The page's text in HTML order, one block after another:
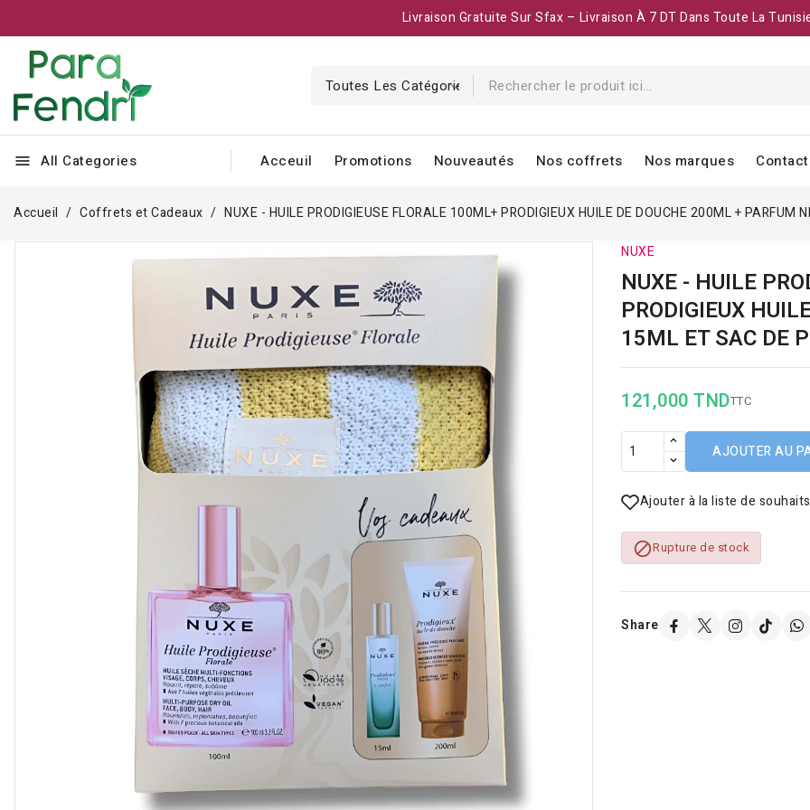
Livraison Gratuite Sur Sfax – Livraison À 7 DT Dans Toute La
menu All Categories Acceuil Promotions Nouveautés Nos coffrets Nos marques
Accueil Coffrets et Cadeaux NUXE - HUILE PRODIGIEUSE FLORALE 100ML+ PRODIGIEUX HUILE DE DOUCHE 200ML + PARFUM
NUXE
NUXE - HUILE
PRODIGIEUX
15ML ET SAC DE
121,000 TNDTTC
AJOUTER AU
Ajouter à la liste de souhaits
Rupture de stock
Share